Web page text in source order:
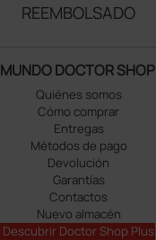
REEMBOLSADO
MUNDO DOCTOR SHOP
Quiénes somos
Cómo comprar
Entregas
Métodos de pago
Devolución
Garantías
Contactos
Nuevo almacén
Descubrir Doctor Shop Plus